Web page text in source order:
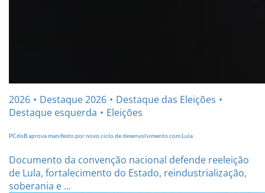
2026 Destaque 2026
Destaque das Eleições
Destaque esquerda
Eleições
PCdoB aprova manifesto por novo ciclo de desenvolvimento com Lula
Documento da convenção nacional defende reeleição
de Lula, fortalecimento do Estado, reindustrialização,
soberania e ...